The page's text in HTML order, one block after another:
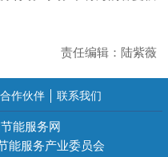
责任编辑：陆紫薇
合作伙伴 联系我们
能服务网
能服务产业委员会